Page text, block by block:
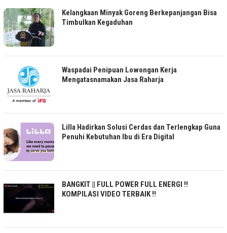
Kelangkaan Minyak Goreng Berkepanjangan Bisa
Timbulkan Kegaduhan
Waspadai Penipuan Lowongan Kerja
Mengatasnamakan Jasa Raharja
Lilla Hadirkan Solusi Cerdas dan Terlengkap Guna
Penuhi Kebutuhan Ibu di Era Digital
BANGKIT || FULL POWER FULL ENERGI !!
KOMPILASI VIDEO TERBAIK !!